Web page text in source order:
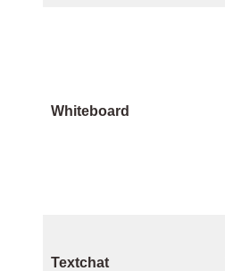
Whiteboard
Textchat